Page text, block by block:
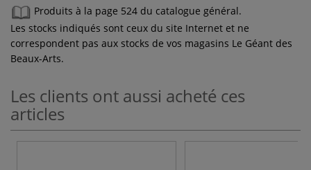
Produits à la page 524 du catalogue général.
Les stocks indiqués sont ceux du site Internet et ne
correspondent pas aux stocks de vos magasins Le Géant des
Beaux-Arts.
Les clients ont aussi acheté ces
articles